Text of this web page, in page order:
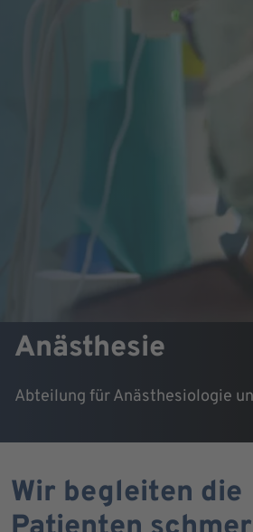
Anästhesie
Abteilung für Anästhesiologie
Wir begleiten die